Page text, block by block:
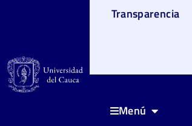
Transparencia
Menú